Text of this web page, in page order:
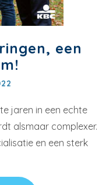
een
jaren in een echte
alsmaar complexer.
en een sterk